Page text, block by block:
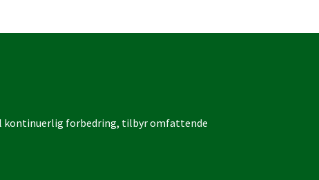
kontinuerlig forbedring, tilbyr omfattende